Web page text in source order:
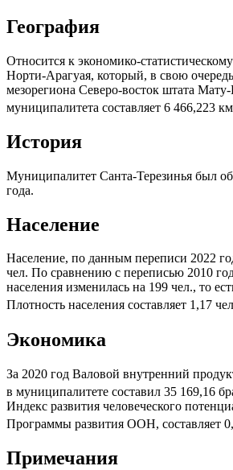
География
Относится к экономико-
Норти-Арагуая, который, в свою
мезорегиона Северо-восток штата Мату-
муниципалитета составляет 6 466,223
История
Муниципалитет Санта-Терезинья был
года.
Население
Население, по данным переписи 2022
чел. По сравнению с переписью 2010
населения изменилась на 199 чел., то
Плотность населения составляет 1,17
Экономика
За 2020 год Валовой внутренний
в муниципалитете составил 35 169,16
Индекс развития человеческого
Программы развития ООН, составляет
Примечания